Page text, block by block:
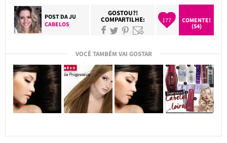
POST DAJU
CABELOS
GOSTOU?!
COMPARTILHE: 177
COMENTE!
(54)
VOCÊ TAMBÉM VAI GOSTAR